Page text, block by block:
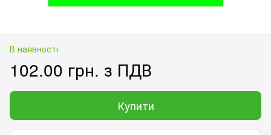
В наявності
102.00 грн. з ПДВ
Купити